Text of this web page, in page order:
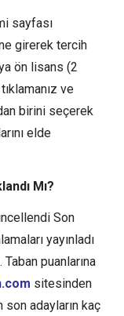
sayfası
girerek tercih
ön lisans (2
ve
birini seçerek
elde
Mı?
Son
yayınladı
puanlarına
sitesinden
adayların kaç